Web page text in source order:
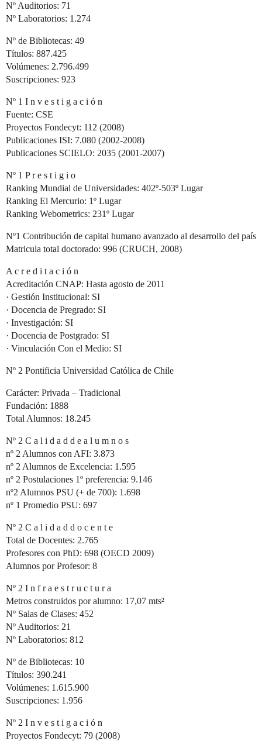
Nº Auditorios: 71
Nº Laboratorios: 1.274
Nº de Bibliotecas: 49
Títulos: 887.425
Volúmenes: 2.796.499
Suscripciones: 923
Nº 1 I n v e s t i g a c i ó n
Fuente: CSE
Proyectos Fondecyt: 112 (2008)
Publicaciones ISI: 7.080 (2002-2008)
Publicaciones SCIELO: 2035 (2001-2007)
Nº 1 P r e s t i g i o
Ranking Mundial de Universidades: 402º-503º Lugar
Ranking El Mercurio: 1º Lugar
Ranking Webometrics: 231º Lugar
Nº1 Contribución de capital humano avanzado al desarrollo del país
Matricula total doctorado: 996 (CRUCH, 2008)
A c r e d i t a c i ó n
Acreditación CNAP: Hasta agosto de 2011
· Gestión Institucional: SI
· Docencia de Pregrado: SI
· Investigación: SI
· Docencia de Postgrado: SI
· Vinculación Con el Medio: SI
Nº 2 Pontificia Universidad Católica de Chile
Carácter: Privada – Tradicional
Fundación: 1888
Total Alumnos: 18.245
Nº 2 C a l i d a d d e a l u m n o s
nº 2 Alumnos con AFI: 3.873
nº 2 Alumnos de Excelencia: 1.595
nº 2 Postulaciones 1º preferencia: 9.146
nº2 Alumnos PSU (+ de 700): 1.698
nº 1 Promedio PSU: 697
Nº 2 C a l i d a d d o c e n t e
Total de Docentes: 2.765
Profesores con PhD: 698 (OECD 2009)
Alumnos por Profesor: 8
Nº 2 I n f r a e s t r u c t u r a
Metros construidos por alumno: 17,07 mts²
Nº Salas de Clases: 452
Nº Auditorios: 21
Nº Laboratorios: 812
Nº de Bibliotecas: 10
Títulos: 390.241
Volúmenes: 1.615.900
Suscripciones: 1.956
Nº 2 I n v e s t i g a c i ó n
Proyectos Fondecyt: 79 (2008)